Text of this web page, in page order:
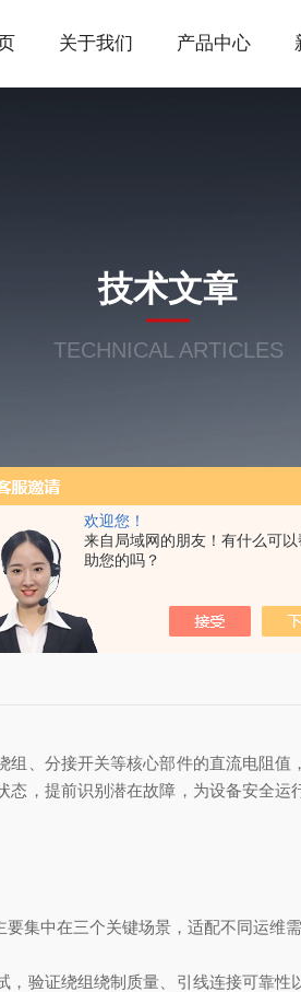
欢迎您！
来自局域网的朋友！有什么可以
助您的吗？
关于我们 产品中心
技术文章
TECHNICAL ARTICLES
、分接开关等核心部件的直流电阻
，提前识别潜在故障，为设备安全
集中在三个关键场景，适配不同运维
验证绕组绕制质量、引线连接可靠